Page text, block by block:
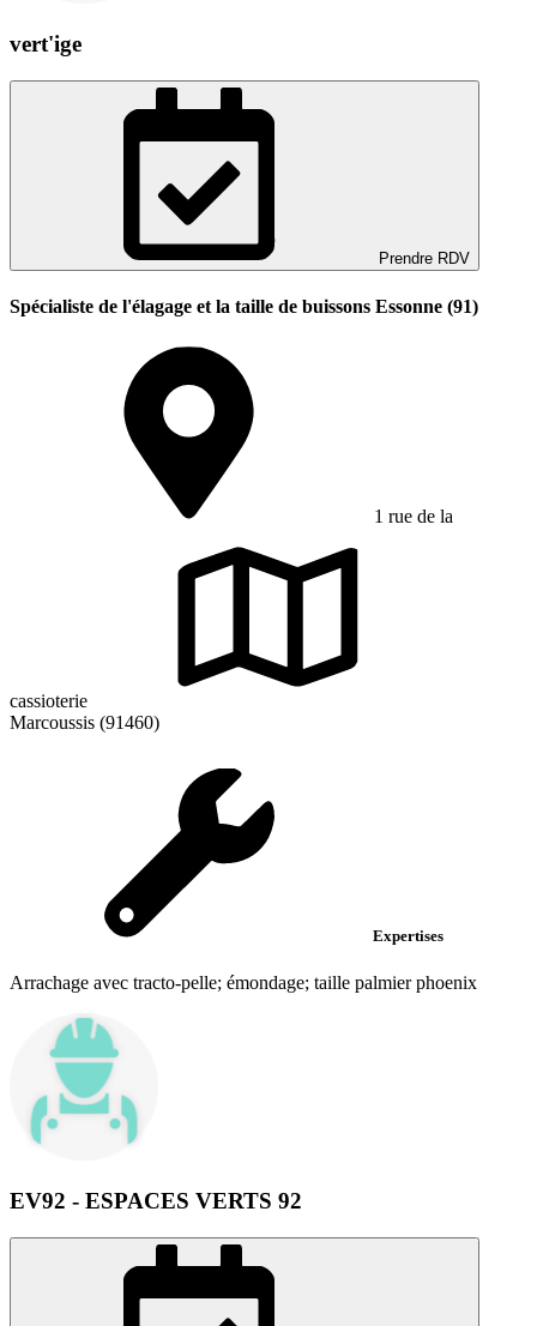
vert'ige
Prendre RDV
Spécialiste de l'élagage et la taille de buissons Essonne (91)
1 rue de la
cassioterie
Marcoussis (91460)
Expertises
Arrachage avec tracto-pelle; émondage; taille palmier phoenix
EV92 - ESPACES VERTS 92